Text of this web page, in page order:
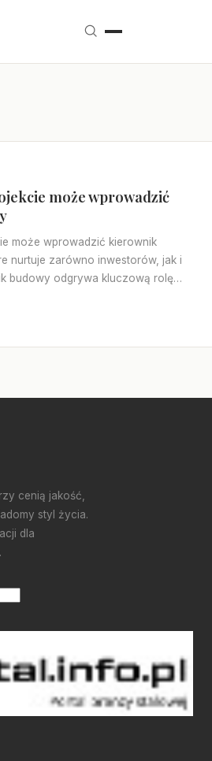
może wprowadzić
może wprowadzić kierownik
nurtuje zarówno inwestorów, jak i
budowy odgrywa kluczową rolę…
cenią jakość,
styl życia.
dla